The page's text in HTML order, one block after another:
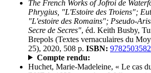
The French Works of Jofroi de
Phrygius, "L'Estoire des Troiens";
"L'estoire des Romains"; Pseudo-
Secre de Secres", éd. Keith Busby,
Brepols (Textes vernaculaires du
25), 2020, 508 p. ISBN:
Compte rendu:
Huchet, Marie-Madeleine, « Le cas